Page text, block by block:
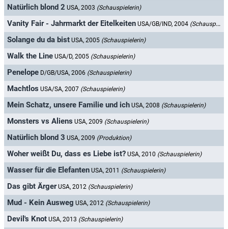
Natürlich blond 2 USA, 2003 (Schauspielerin)
Vanity Fair - Jahrmarkt der Eitelkeiten USA/GB/IND, 2004 (Schauspielerin)
Solange du da bist USA, 2005 (Schauspielerin)
Walk the Line USA/D, 2005 (Schauspielerin)
Penelope D/GB/USA, 2006 (Schauspielerin)
Machtlos USA/SA, 2007 (Schauspielerin)
Mein Schatz, unsere Familie und ich USA, 2008 (Schauspielerin)
Monsters vs Aliens USA, 2009 (Schauspielerin)
Natürlich blond 3 USA, 2009 (Produktion)
Woher weißt Du, dass es Liebe ist? USA, 2010 (Schauspielerin)
Wasser für die Elefanten USA, 2011 (Schauspielerin)
Das gibt Ärger USA, 2012 (Schauspielerin)
Mud - Kein Ausweg USA, 2012 (Schauspielerin)
Devil's Knot USA, 2013 (Schauspielerin)